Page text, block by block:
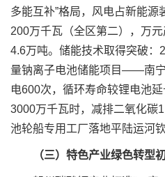
多能互补”格局，风电占新能源
200万千瓦（全区第二），万
4.6万吨。储能技术取得突破：
量钠离子电池储能项目——南
电600次，循环寿命较锂电池
3000万千瓦时，减排二氧化碳
池轮船专用工厂落地平陆运河
（三）特色产业绿色转型